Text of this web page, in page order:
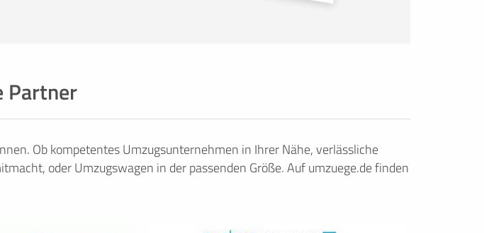
Partner
Ob kompetentes Umzugsunternehmen in Ihrer Nähe, verlässliche
oder Umzugswagen in der passenden Größe. Auf umzuege.de finden